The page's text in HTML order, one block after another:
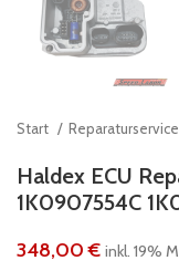
Start Reparaturservice
Haldex ECU
1K0907554C
348,00€ inkl. 19%